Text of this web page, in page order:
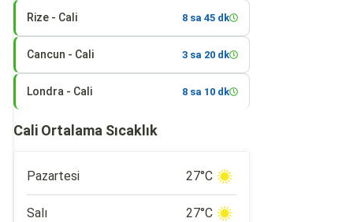
Rize - Cali 8 sa 45 dk
Cancun - Cali 3 sa 20 dk
Londra - Cali 8 sa 10 dk
Cali Ortalama Sıcaklık
Pazartesi 27°C
Salı 27°C